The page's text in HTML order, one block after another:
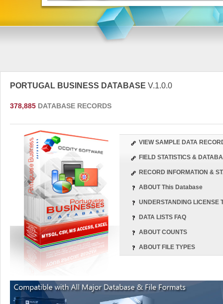
PORTUGAL BUSINESS DATABASE V.1.0.0
378,885 DATABASE RECORDS
VIEW SAMPLE DATA
FIELD STATISTICS &
RECORD INFORMATION &
ABOUT This Database
UNDERSTANDING LICENSE
DATA LISTS FAQ
ABOUT COUNTS
ABOUT FILE TYPES